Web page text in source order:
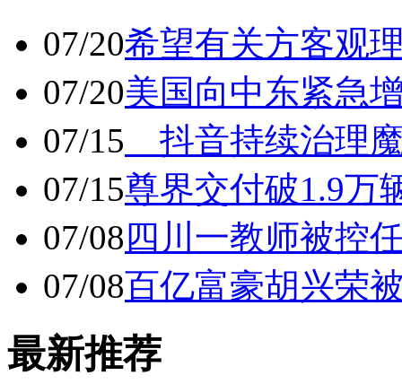
07/20希望有关方客观
07/20美国向中东紧急
07/15 抖音持续治理
07/15尊界交付破1.9万
07/08 四川一教师被控
07/08百亿富豪胡兴荣
最新推荐